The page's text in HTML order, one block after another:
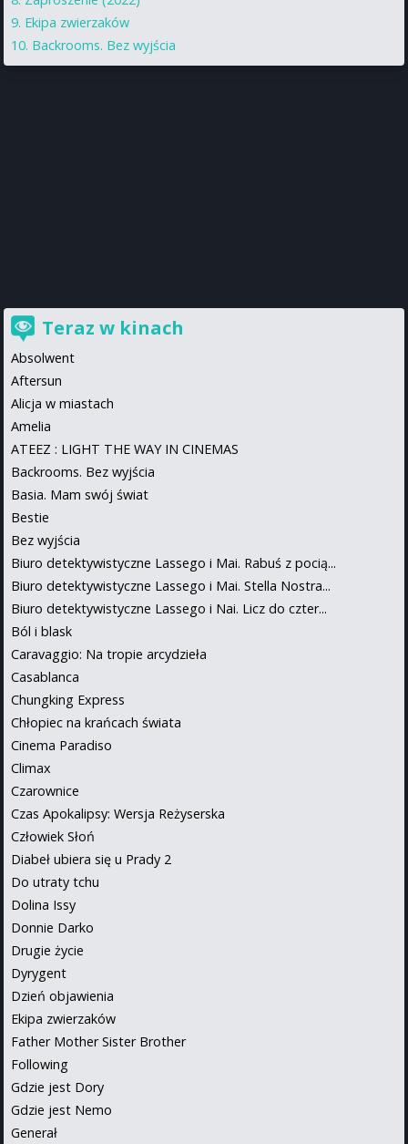
Ekipa zwierzaków
Backrooms. Bez wyjścia
Teraz w kinach
Absolwent
Aftersun
Alicja w miastach
Amelia
ATEEZ : LIGHT THE WAY IN CINEMAS
Backrooms. Bez wyjścia
Basia. Mam swój świat
Bestie
Bez wyjścia
Biuro detektywistyczne Lassego i Mai. Rabuś z pocią...
Biuro detektywistyczne Lassego i Mai. Stella Nostra...
Biuro detektywistyczne Lassego i Nai. Licz do czter...
Ból i blask
Caravaggio: Na tropie arcydzieła
Casablanca
Chungking Express
Chłopiec na krańcach świata
Cinema Paradiso
Climax
Czarownice
Czas Apokalipsy: Wersja Reżyserska
Człowiek Słoń
Diabeł ubiera się u Prady 2
Do utraty tchu
Dolina Issy
Donnie Darko
Drugie życie
Dyrygent
Dzień objawienia
Ekipa zwierzaków
Father Mother Sister Brother
Following
Gdzie jest Dory
Gdzie jest Nemo
Generał